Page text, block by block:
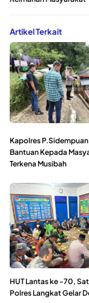
Artikel Terkait
Kapolres
Bantuan Kepada
Terkena Musibah
HUT Lantas ke -70,
Polres Langkat Gelar